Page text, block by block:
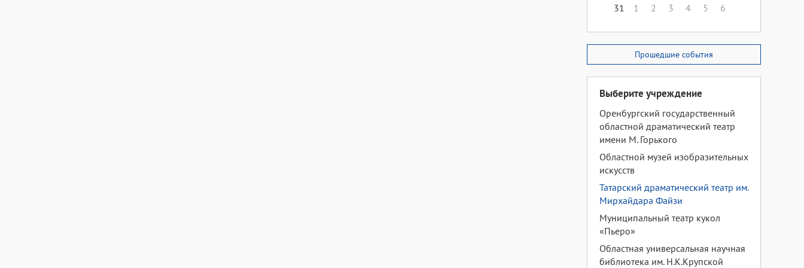
31
1 2 3 4 5 6
Прошедшие события
Выберите учреждение
Оренбургский государственный
областной драматический театр
имени М. Горького
Областной музей изобразительных
искусств
Татарский драматический театр им.
Мирхайдара Файзи
Муниципальный театр кукол
«Пьеро»
Областная универсальная научная
библиотека им. Н.К.Крупской